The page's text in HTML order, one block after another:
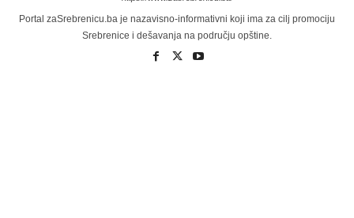
Portal zaSrebrenicu.ba je nazavisno-informativni koji ima za cilj promociju
Srebrenice i dešavanja na području opštine.